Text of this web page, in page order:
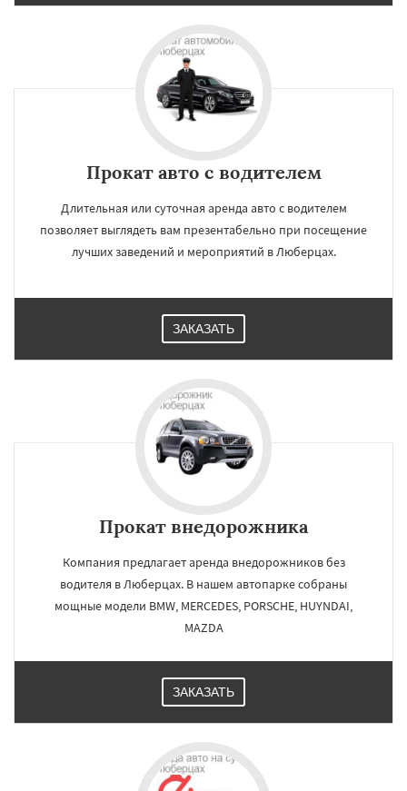
Прокат авто с водителем
Длительная или суточная аренда авто с водителем
позволяет выглядеть вам презентабельно при посещение
лучших заведений и мероприятий в Люберцах.
ЗАКАЗАТЬ
Прокат внедорожника
Компания предлагает аренда внедорожников без
водителя в Люберцах. В нашем автопарке собраны
мощные модели BMW, MERCEDES, PORSCHE, HUYNDAI,
MAZDA
ЗАКАЗАТЬ